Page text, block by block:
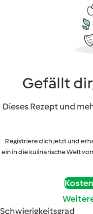
Gefällt
Dieses Rezept und
Registriere dich jetzt und
ein in die kulinarische Welt
Schwierigkeitsgrad